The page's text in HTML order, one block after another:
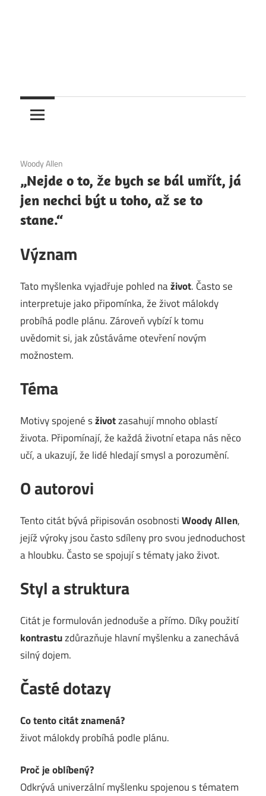
6. 12. 2020
Woody Allen
„Nejde o to, že bych se bál umřít, já
jen nechci být u toho, až se to
stane.“
Význam
Tato myšlenka vyjadřuje pohled naživot. Často se
interpretuje jako připomínka, že život málokdy
probíhá podle plánu. Zároveň vybízí k tomu
uvědomit si, jak zůstáváme otevření novým
možnostem.
Téma
Motivy spojené sživotzasahují mnoho oblastí
života. Připomínají, že každá životní etapa nás něco
učí, a ukazují, že lidé hledají smysl a porozumění.
O autorovi
Tento citát bývá připisován osobnostiWoody Allen,
jejíž výroky jsou často sdíleny pro svou jednoduchost
a hloubku. Často se spojují s tématy jako život.
Styl a struktura
Citát je formulován jednoduše a přímo. Díky použití
kontrastuzdůrazňuje hlavní myšlenku a zanechává
silný dojem.
Časté dotazy
Co tento citát znamená?
život málokdy probíhá podle plánu.
Proč je oblíbený?
Odkrývá univerzální myšlenku spojenou s tématem